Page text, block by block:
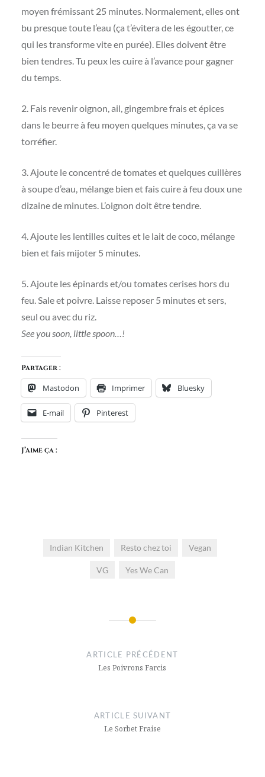
moyen frémissant 25 minutes. Normalement, elles ont
bu presque toute l’eau (ça t’évitera de les égoutter, ce
qui les transforme vite en purée). Elles doivent être
bien tendres. Tu peux les cuire à l’avance pour gagner
du temps.
2. Fais revenir oignon, ail, gingembre frais et épices
dans le beurre à feu moyen quelques minutes, ça va se
torréfier.
3. Ajoute le concentré de tomates et quelques cuillères
à soupe d’eau, mélange bien et fais cuire à feu doux une
dizaine de minutes. L’oignon doit être tendre.
4. Ajoute les lentilles cuites et le lait de coco, mélange
bien et fais mijoter 5 minutes.
5. Ajoute les épinards et/ou tomates cerises hors du
feu. Sale et poivre. Laisse reposer 5 minutes et sers,
seul ou avec du riz.
See you soon, little spoon…!
Partager :
Mastodon Imprimer Bluesky
E-mail Pinterest
J’aime ça :
Indian Kitchen Resto chez toi Vegan
VG Yes We Can
ARTICLE PRÉCÉDENT
Les Poivrons Farcis
ARTICLE SUIVANT
Le Sorbet Fraise